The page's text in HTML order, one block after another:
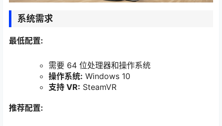
系统需求
最低配置:
需要 64 位处理器和操作系统
操作系统: Windows 10
支持 VR: SteamVR
推荐配置: